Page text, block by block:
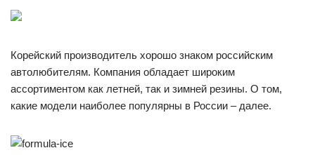
Корейский производитель хорошо знаком российским
автолюбителям. Компания обладает широким
ассортиментом как летней, так и зимней резины. О том,
какие модели наиболее популярны в России – далее.